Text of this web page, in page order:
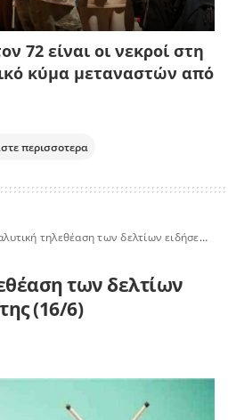
72 είναι οι νεκροί στη
κύμα μεταναστών από
περισσοτερα
τηλεθέαση των δελτίων ειδήσεων της Τρίτης (16/6)
των δελτίων
(16/6)